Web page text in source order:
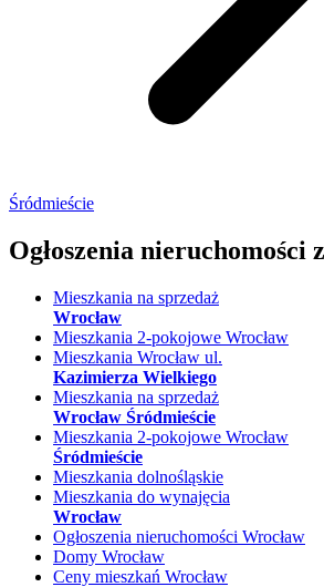
Śródmieście
Ogłoszenia nieruchomości
Mieszkania na sprzedaż
Wrocław
Mieszkania 2-pokojowe Wrocław
Mieszkania Wrocław ul.
Kazimierza Wielkiego
Mieszkania na sprzedaż
Wrocław Śródmieście
Mieszkania 2-pokojowe Wrocław
Śródmieście
Mieszkania dolnośląskie
Mieszkania do wynajęcia
Wrocław
Ogłoszenia nieruchomości Wrocław
Domy Wrocław
Ceny mieszkań Wrocław